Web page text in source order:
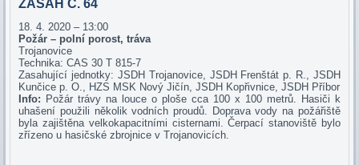
ZÁSAH Č. 64
18. 4. 2020 – 13:00
Požár – polní porost, tráva
Trojanovice
Technika: CAS 30 T 815-7
Zasahující jednotky: JSDH Trojanovice, JSDH Frenštát p. R., JSDH
Kunčice p. O., HZS MSK Nový Jičín, JSDH Kopřivnice, JSDH Příbor
Info: Požár trávy na louce o ploše cca 100 x 100 metrů. Hasiči k
uhašení použili několik vodních proudů. Doprava vody na požářiště
byla zajištěna velkokapacitními cisternami. Čerpací stanoviště bylo
zřízeno u hasičské zbrojnice v Trojanovicích.